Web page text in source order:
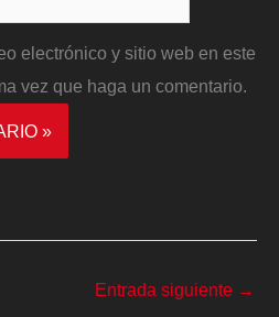
electrónico y sitio web en este
vez que haga un comentario.
Entrada siguiente →